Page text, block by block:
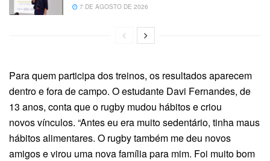
7 DE AGOSTO DE 2026
Para quem participa dos treinos, os resultados aparecem
dentro e fora de campo. O estudante Davi Fernandes, de
13 anos, conta que o rugby mudou hábitos e criou
novos vínculos. “Antes eu era muito sedentário, tinha maus
hábitos alimentares. O rugby também me deu novos
amigos e virou uma nova família para mim. Foi muito bom